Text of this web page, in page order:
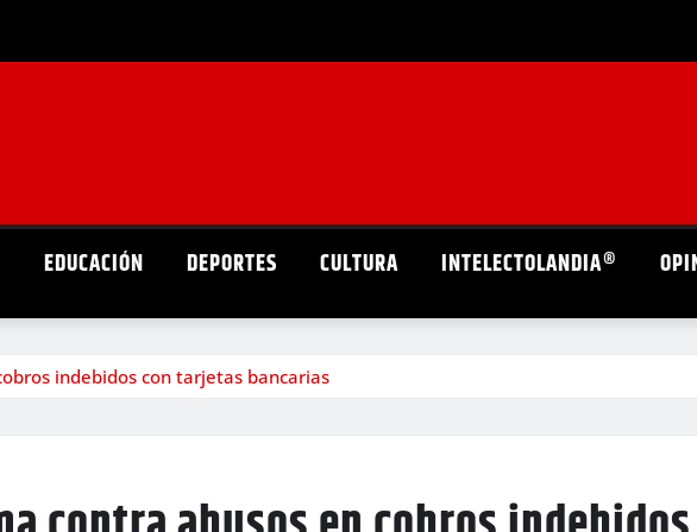
EDUCACIÓN DEPORTES CULTURA INTELECTOLANDIA®
indebidos con tarjetas bancarias